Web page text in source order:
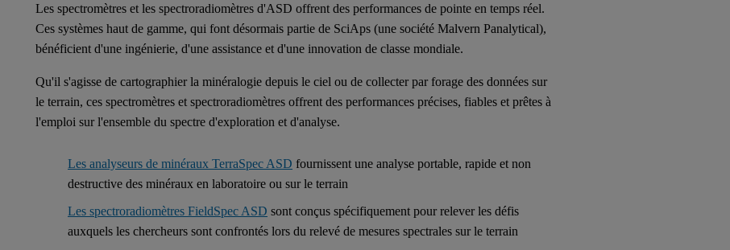
Les spectromètres et les spectroradiomètres d'ASD offrent des performances de pointe en temps réel.
Ces systèmes haut de gamme, qui font désormais partie de SciAps (une société Malvern Panalytical),
bénéficient d'une ingénierie, d'une assistance et d'une innovation de classe mondiale.
Qu'il s'agisse de cartographier la minéralogie depuis le ciel ou de collecter par forage des données sur
le terrain, ces spectromètres et spectroradiomètres offrent des performances précises, fiables et prêtes à
l'emploi sur l'ensemble du spectre d'exploration et d'analyse.
Les analyseurs de minéraux TerraSpec ASD fournissent une analyse portable, rapide et non
destructive des minéraux en laboratoire ou sur le terrain
Les spectroradiomètres FieldSpec ASD sont conçus spécifiquement pour relever les défis
auxquels les chercheurs sont confrontés lors du relevé de mesures spectrales sur le terrain